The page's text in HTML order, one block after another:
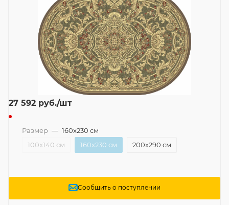
27 592 руб./шт
Размер — 160x230 см
100x140 см
160x230 см 200x290 см
Сообщить о поступлении